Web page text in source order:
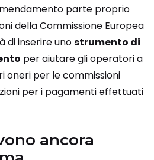
parte proprio
della Commissione Europea
di inserire unostrumento di
per aiutare gli operatori a
oneri per le commissioni
per i pagamenti effettuati
ancora